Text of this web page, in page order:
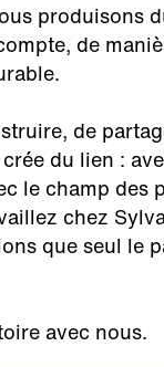
produisons
de
de
du lien :
le champ des
chez
que seul le
avec nous.